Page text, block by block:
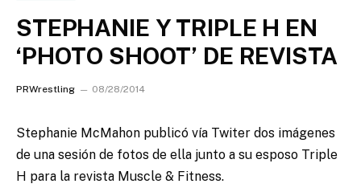
STEPHANIE Y TRIPLE H EN
‘PHOTO SHOOT’ DE REVISTA
PRWrestling 08/28/2014
Stephanie McMahon publicó vía Twiter dos imágenes
de una sesión de fotos de ella junto a su esposo Triple
H para la revista Muscle & Fitness.